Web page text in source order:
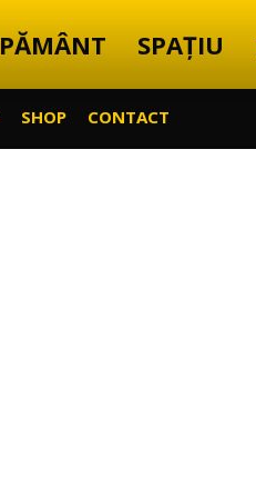
PĂMÂNT SPAȚIU
SHOP CONTACT